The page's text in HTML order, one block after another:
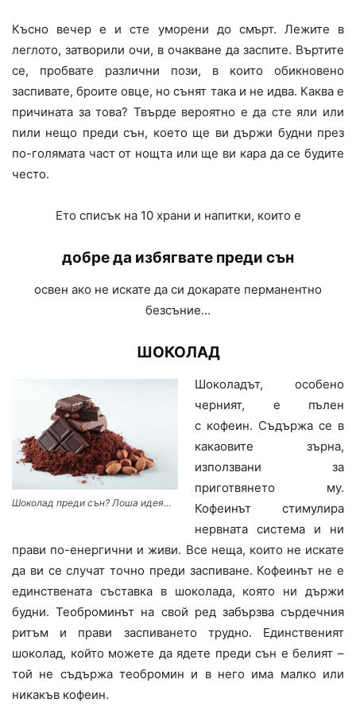
Късно вечер е и сте уморени до смърт. Лежите в
леглото, затворили очи, в очакване да заспите. Въртите
се, пробвате различни пози, в които обикновено
заспивате, броите овце, но сънят така и не идва. Каква е
причината за това? Твърде вероятно е да сте яли или
пили нещо преди сън, което ще ви държи будни през
по-голямата част от нощта или ще ви кара да се будите
често.
Ето списък на 10 храни и напитки, които е
добре да избягвате преди сън
освен ако не искате да си докарате перманентно
безсъние…
ШОКОЛАД
Шоколад преди сън? Лоша идея…
Шоколадът, особено
черният, е пълен
с кофеин. Съдържа се в
какаовите зърна,
използвани за
приготвянето му.
Кофеинът стимулира
нервната система и ни
прави по-енергични и живи. Все неща, които не искате
да ви се случат точно преди заспиване. Кофеинът не е
единствената съставка в шоколада, която ни държи
будни. Теоброминът на свой ред забързва сърдечния
ритъм и прави заспиването трудно. Единственият
шоколад, който можете да ядете преди сън е белият –
той не съдържа теобромин и в него има малко или
никакъв кофеин.